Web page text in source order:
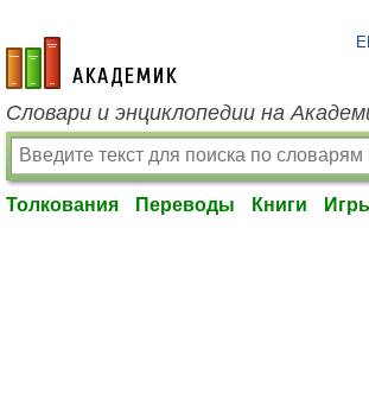
academic.ru
Словари и энциклопедии на
Толкования Переводы Книги